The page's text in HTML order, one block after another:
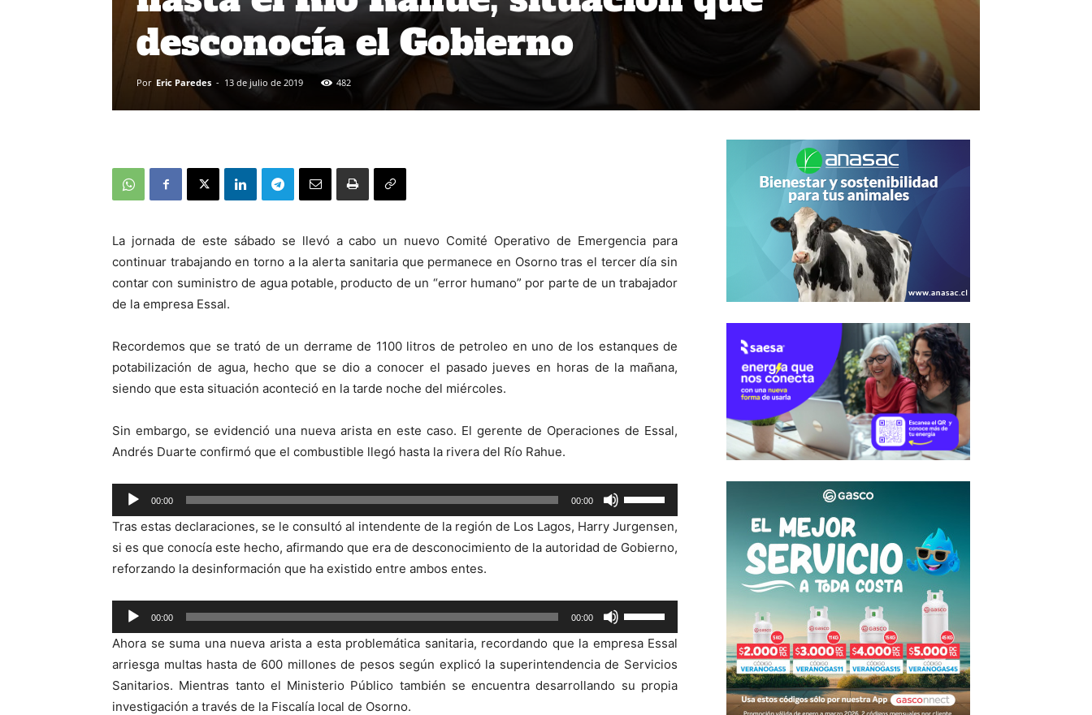
desconocía el Gobierno
Por Eric Paredes - 13 de julio de 2019 482
La jornada de este sábado se llevó a cabo un nuevo Comité Operativo de Emergencia para
continuar trabajando en torno a la alerta sanitaria que permanece en Osorno tras el tercer día sin
contar con suministro de agua potable, producto de un “error humano” por parte de un trabajador
de la empresa Essal.
Recordemos que se trató de un derrame de 1100 litros de petroleo en uno de los estanques de
potabilización de agua, hecho que se dio a conocer el pasado jueves en horas de la mañana,
siendo que esta situación aconteció en la tarde noche del miércoles.
Sin embargo, se evidenció una nueva arista en este caso. El gerente de Operaciones de Essal,
Andrés Duarte confirmó que el combustible llegó hasta la rivera del Río Rahue.
Reproductor
de
audio
00:00 00:00
las
teclas
de
arriba/abajo
para
aumentar
o
disminuir
Tras estas declaraciones, se le consultó al intendente de la región de Los Lagos, Harry Jurgensen,
si es que conocía este hecho, afirmando que era de desconocimiento de la autoridad de Gobierno,
reforzando la desinformación que ha existido entre ambos entes.
Reproductor
de
audio
00:00 00:00
las
teclas
de
flecha
Ahora se suma una nueva arista a esta problemática sanitaria, recordando que la empresa Essal
arriesga multas hasta de 600 millones de pesos según explicó la superintendencia de Servicios
Sanitarios. Mientras tanto el Ministerio Público también se encuentra desarrollando su propia
investigación a través de la Fiscalía local de Osorno.